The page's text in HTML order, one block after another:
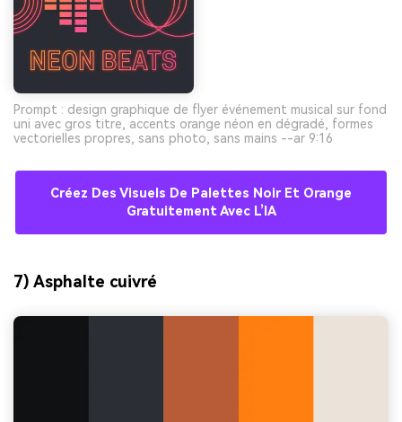
Prompt : design graphique de flyer événement musical sur fond
uni avec gros titre, accents orange néon en dégradé, formes
vectorielles propres, sans photo, sans mains --ar 9:16
Créez Des Visuels De Palettes Noir Et Orange
Gratuitement Avec L’IA
7) Asphalte cuivré